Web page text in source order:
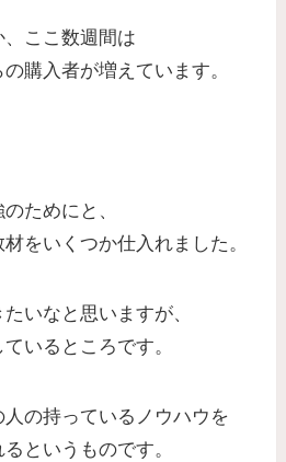
ここ数週間は
購入者が増えています。
ためにと、
をいくつか仕入れました。
いなと思いますが、
いるところです。
の持っているノウハウを
というものです。